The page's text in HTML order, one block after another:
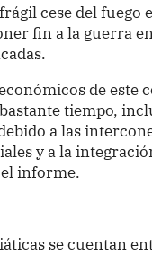
cese del fuego
fin a la guerra
de este
tiempo,
a las
y a la
informe.
se cuentan